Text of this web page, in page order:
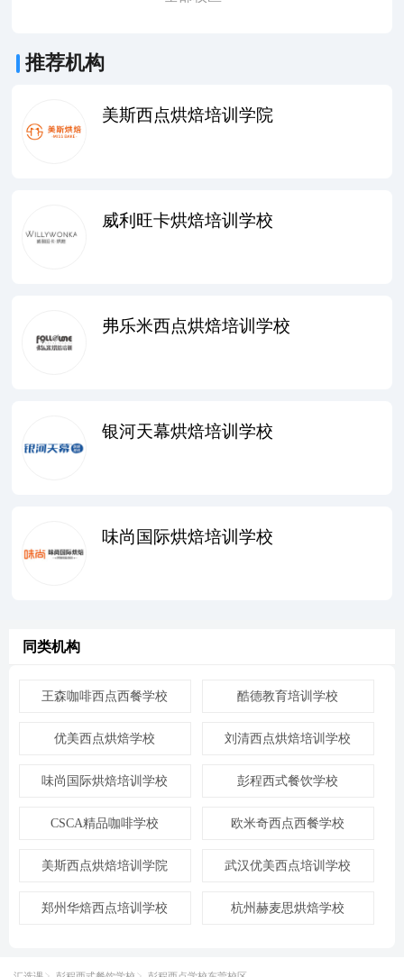
推荐机构
美斯西点烘焙培训学院
威利旺卡烘焙培训学校
弗乐米西点烘焙培训学校
银河天幕烘焙培训学校
味尚国际烘焙培训学校
同类机构
王森咖啡西点西餐学校 酷德教育培训学校
优美西点烘焙学校 刘清西点烘焙培训学校
味尚国际烘焙培训学校 彭程西式餐饮学校
CSCA精品咖啡学校 欧米奇西点西餐学校
美斯西点烘焙培训学院 武汉优美西点培训学校
郑州华焙西点培训学校 杭州赫麦思烘焙学校